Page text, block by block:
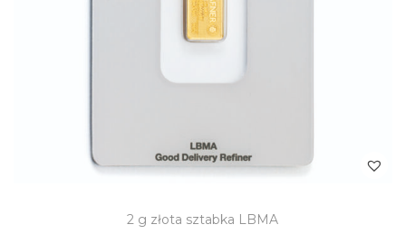
2 g złota sztabka LBMA